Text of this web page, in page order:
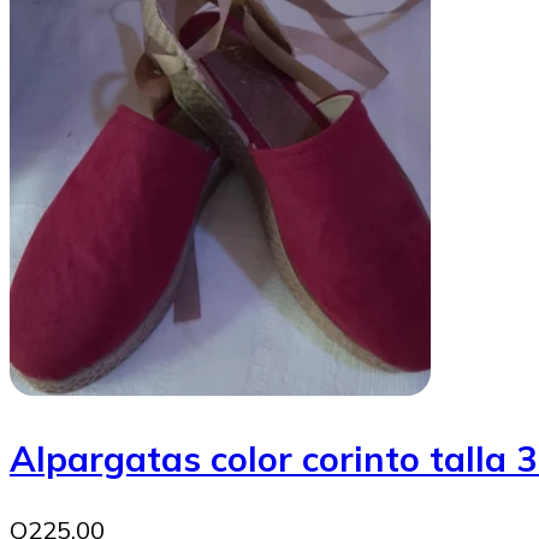
Alpargatas color corinto talla
Q225.00